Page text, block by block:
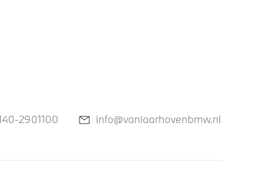
2901100 info@vanlaarhovenbmw.nl